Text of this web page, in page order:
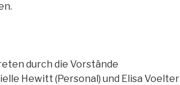
durch die Vorstände
Hewitt (Personal) und Elisa Voelter